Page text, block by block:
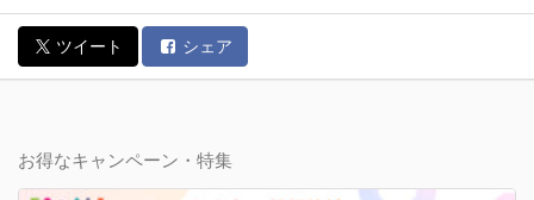
ツイート シェア
お得なキャンペーン・特集